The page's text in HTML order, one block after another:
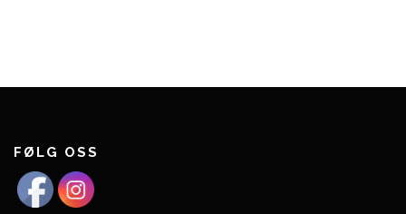
FØLG OSS